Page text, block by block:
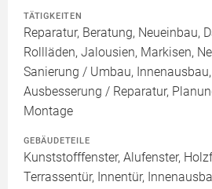
TÄTIGKEITEN
Reparatur, Beratung, Neueinbau,
Rollläden, Jalousien, Markisen,
Sanierung / Umbau,
Ausbesserung / Reparatur,
Montage
GEBÄUDETEILE
Kunststofffenster, Alufenster,
Terrassentür, Innentür,